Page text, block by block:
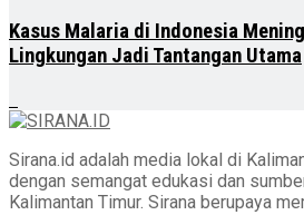
Kasus Malaria di Indonesia
Lingkungan Jadi Tantangan Utama
Sirana.id adalah media lokal di
dengan semangat edukasi dan
Kalimantan Timur. Sirana berupaya